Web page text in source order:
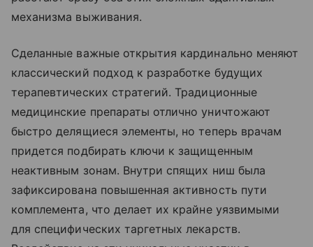
механизма выживания.
Сделанные важные открытия кардинально меняют
классический подход к разработке будущих
терапевтических стратегий. Традиционные
медицинские препараты отлично уничтожают
быстро делящиеся элементы, но теперь врачам
придется подбирать ключи к защищенным
неактивным зонам. Внутри спящих ниш была
зафиксирована повышенная активность пути
комплемента, что делает их крайне уязвимыми
для специфических таргетных лекарств.